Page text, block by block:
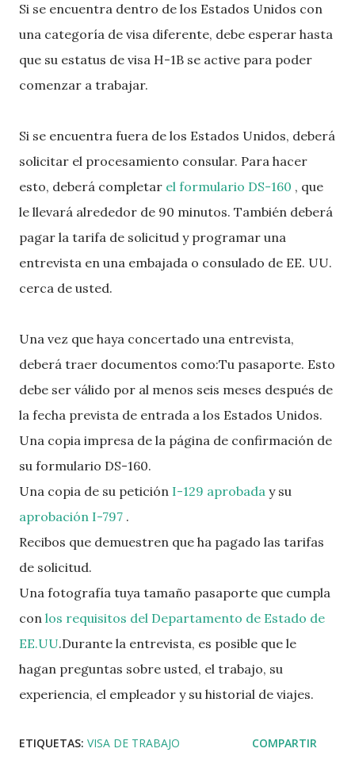
Si se encuentra dentro de los Estados Unidos con
una categoría de visa diferente, debe esperar hasta
que su estatus de visa H-1B se active para poder
comenzar a trabajar.
Si se encuentra fuera de los Estados Unidos, deberá
solicitar el procesamiento consular. Para hacer
esto, deberá completar el formulario DS-160 , que
le llevará alrededor de 90 minutos. También deberá
pagar la tarifa de solicitud y programar una
entrevista en una embajada o consulado de EE. UU.
cerca de usted.
Una vez que haya concertado una entrevista,
deberá traer documentos como:Tu pasaporte. Esto
debe ser válido por al menos seis meses después de
la fecha prevista de entrada a los Estados Unidos.
Una copia impresa de la página de confirmación de
su formulario DS-160.
Una copia de su petición I-129 aprobada y su
aprobación I-797 .
Recibos que demuestren que ha pagado las tarifas
de solicitud.
Una fotografía tuya tamaño pasaporte que cumpla
con los requisitos del Departamento de Estado de
EE.UU.Durante la entrevista, es posible que le
hagan preguntas sobre usted, el trabajo, su
experiencia, el empleador y su historial de viajes.
ETIQUETAS: VISA DE TRABAJO
COMPARTIR